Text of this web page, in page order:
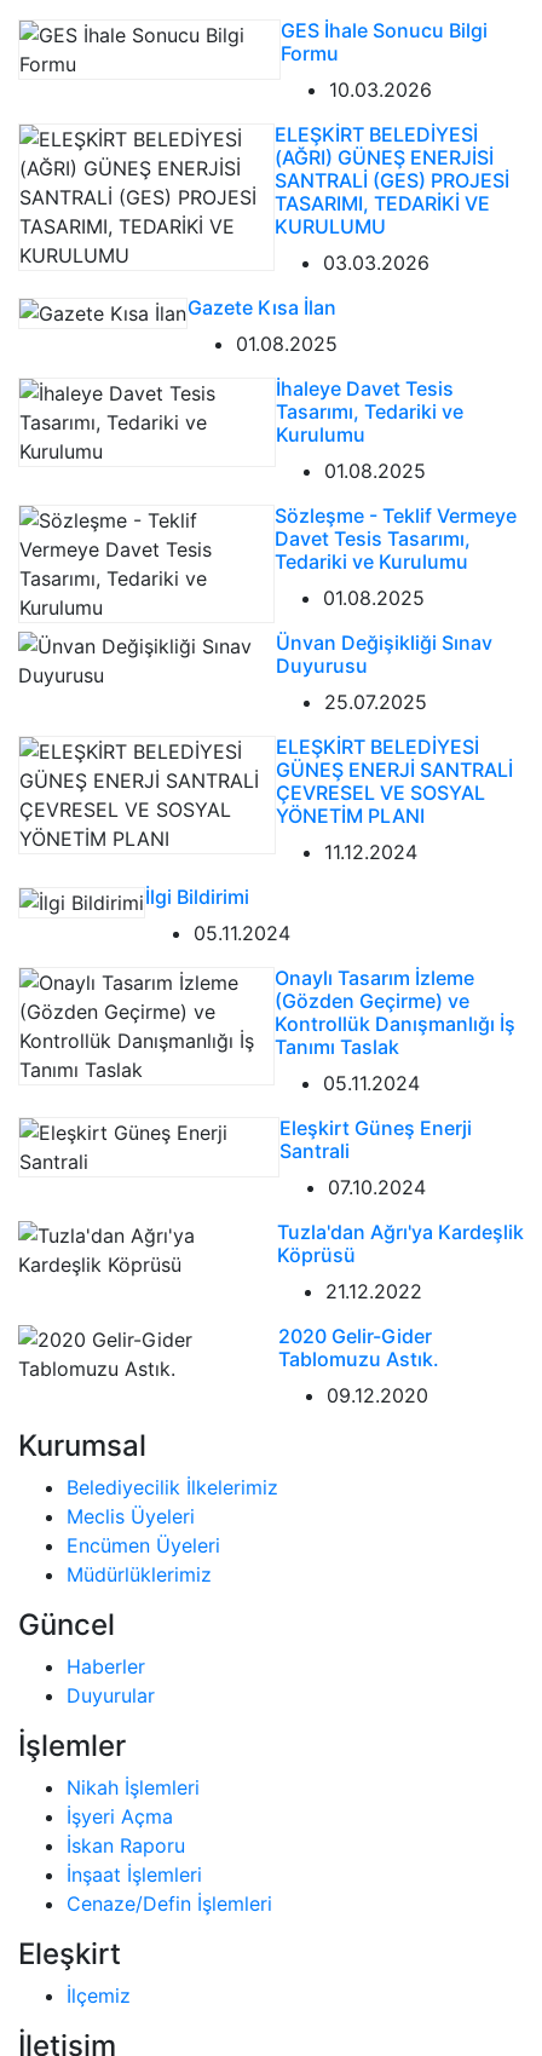
GES İhale Sonucu Bilgi
Formu
10.03.2026
ELEŞKİRT BELEDİYESİ
(AĞRI) GÜNEŞ ENERJİSİ
SANTRALİ (GES) PROJESİ
TASARIMI, TEDARİKİ VE
KURULUMU
03.03.2026
Gazete Kısa İlan
01.08.2025
İhaleye Davet Tesis
Tasarımı, Tedariki ve
Kurulumu
01.08.2025
Sözleşme - Teklif Vermeye
Davet Tesis Tasarımı,
Tedariki ve Kurulumu
01.08.2025
Ünvan Değişikliği Sınav
Duyurusu
25.07.2025
ELEŞKİRT BELEDİYESİ
GÜNEŞ ENERJİ SANTRALİ
ÇEVRESEL VE SOSYAL
YÖNETİM PLANI
11.12.2024
İlgi Bildirimi
05.11.2024
Onaylı Tasarım İzleme
(Gözden Geçirme) ve
Kontrollük Danışmanlığı İş
Tanımı Taslak
05.11.2024
Eleşkirt Güneş Enerji
Santrali
07.10.2024
Tuzla'dan Ağrı'ya Kardeşlik
Köprüsü
21.12.2022
2020 Gelir-Gider
Tablomuzu Astık.
09.12.2020
Kurumsal
Belediyecilik İlkelerimiz
Meclis Üyeleri
Encümen Üyeleri
Müdürlüklerimiz
Güncel
Haberler
Duyurular
İşlemler
Nikah İşlemleri
İşyeri Açma
İskan Raporu
İnşaat İşlemleri
Cenaze/Defin İşlemleri
Eleşkirt
İlçemiz
İletişim